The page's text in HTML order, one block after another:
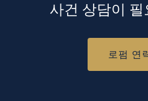
사건 상담이 필
로펌 연